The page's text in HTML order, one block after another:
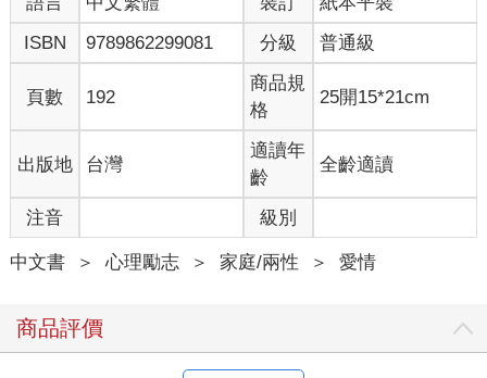
時，你還有心。
要一起開心很容易，因為那是一種獲得的形式，你給予一些，可
以得到許多，所以人在那樣的狀態下人容易覺得滿足、愉悅。但
要一起經歷困苦卻很難，因為那是一種付出，你需要不斷地給，
因此，妳很佩服那些願意陪伴的人，每個人都只有一輩子，不多
不少，也無多餘的可以揮霍。究竟要有多大的愛，才能夠支撐
住？後來妳才更明白，原來那是一種認定，而愛情，要的不過就
只是這樣罷了。妳羨慕的並不是不離不棄，而是那種巨大的認
羨慕著。
ISBN
9789862299081 分級 普通級
頁數 192
商品規
格
25開15*21cm
出版地 台灣
適讀年
齡
全齡適讀
注音 級別
中文書 ＞ 心理勵志 ＞ 家庭/兩性 ＞ 愛情
商品評價